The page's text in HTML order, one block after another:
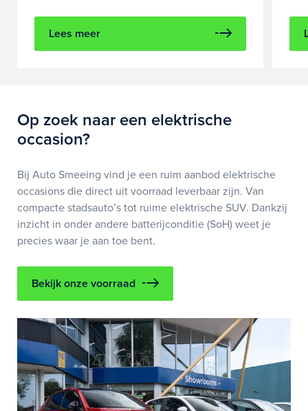
Lees meer
Op zoek naar een elektrische
occasion?
Bij Auto Smeeing vind je een ruim aanbod elektrische
occasions die direct uit voorraad leverbaar zijn. Van
compacte stadsauto’s tot ruime elektrische SUV. Dankzij
inzicht in onder andere batterijconditie (SoH) weet je
precies waar je aan toe bent.
Bekijk onze voorraad